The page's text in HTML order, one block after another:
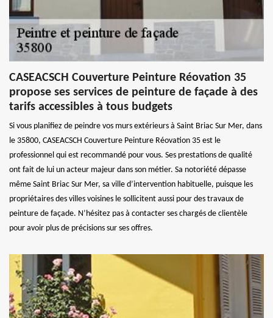
CASEACSCH Couverture Peinture Réovation 35
propose ses services de peinture de façade à des
tarifs accessibles à tous budgets
Si vous planifiez de peindre vos murs extérieurs à Saint Briac Sur Mer, dans
le 35800, CASEACSCH Couverture Peinture Réovation 35 est le
professionnel qui est recommandé pour vous. Ses prestations de qualité
ont fait de lui un acteur majeur dans son métier. Sa notoriété dépasse
même Saint Briac Sur Mer, sa ville d’intervention habituelle, puisque les
propriétaires des villes voisines le sollicitent aussi pour des travaux de
peinture de façade. N’hésitez pas à contacter ses chargés de clientèle
pour avoir plus de précisions sur ses offres.